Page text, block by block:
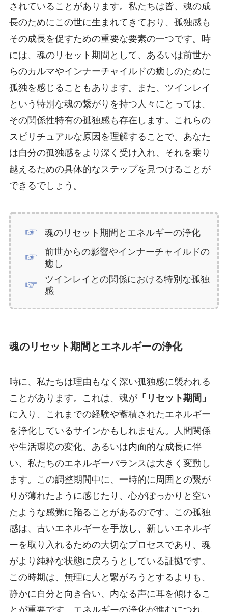
されていることがあります。私たちは皆、魂の成
長のためにこの世に生まれてきており、孤独感も
その成長を促すための重要な要素の一つです。時
には、魂のリセット期間として、あるいは前世か
らのカルマやインナーチャイルドの癒しのために
孤独を感じることもあります。また、ツインレイ
という特別な魂の繋がりを持つ人々にとっては、
その関係性特有の孤独感も存在します。これらの
スピリチュアルな原因を理解することで、あなた
は自分の孤独感をより深く受け入れ、それを乗り
越えるための具体的なステップを見つけることが
できるでしょう。
魂のリセット期間とエネルギーの浄化
前世からの影響やインナーチャイルドの
癒し
ツインレイとの関係における特別な孤独
感
魂のリセット期間とエネルギーの浄化
時に、私たちは理由もなく深い孤独感に襲われる
ことがあります。これは、魂が「リセット期間」
に入り、これまでの経験や蓄積されたエネルギー
を浄化しているサインかもしれません。人間関係
や生活環境の変化、あるいは内面的な成長に伴
い、私たちのエネルギーバランスは大きく変動し
ます。この調整期間中に、一時的に周囲との繋が
りが薄れたように感じたり、心がぽっかりと空い
たような感覚に陥ることがあるのです。この孤独
感は、古いエネルギーを手放し、新しいエネルギ
ーを取り入れるための大切なプロセスであり、魂
がより純粋な状態に戻ろうとしている証拠です。
この時期は、無理に人と繋がろうとするよりも、
静かに自分と向き合い、内なる声に耳を傾けるこ